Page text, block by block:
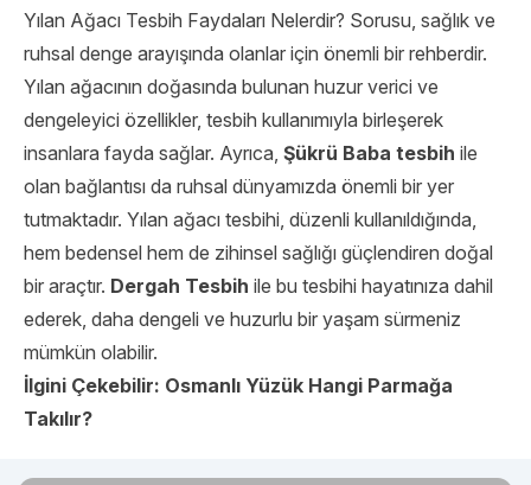
Yılan Ağacı Tesbih Faydaları Nelerdir? Sorusu, sağlık ve
ruhsal denge arayışında olanlar için önemli bir rehberdir.
Yılan ağacının doğasında bulunan huzur verici ve
dengeleyici özellikler, tesbih kullanımıyla birleşerek
insanlara fayda sağlar. Ayrıca, Şükrü Baba tesbih ile
olan bağlantısı da ruhsal dünyamızda önemli bir yer
tutmaktadır. Yılan ağacı tesbihi, düzenli kullanıldığında,
hem bedensel hem de zihinsel sağlığı güçlendiren doğal
bir araçtır. Dergah Tesbih ile bu tesbihi hayatınıza dahil
ederek, daha dengeli ve huzurlu bir yaşam sürmeniz
mümkün olabilir.
İlgini Çekebilir: Osmanlı Yüzük Hangi Parmağa
Takılır?